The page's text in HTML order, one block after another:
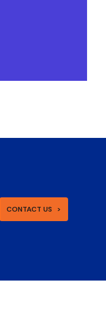
CONTACT US